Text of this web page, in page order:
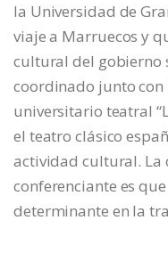
la Universidad de
viaje a Marruecos y
cultural del gobierno
coordinado junto
universitario teatral
el teatro clásico
actividad cultural. La
conferenciante es
determinante en la